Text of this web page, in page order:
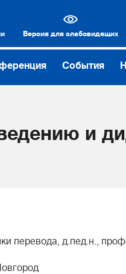
Версия для слабовидящих
События
и
перевода, д.пед.н.,